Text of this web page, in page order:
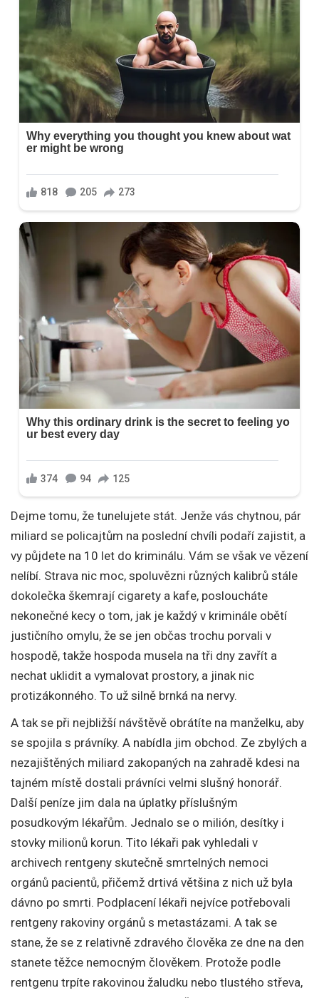
Dejme tomu, že tunelujete stát. Jenže vás chytnou, pár
miliard se policajtům na poslední chvíli podaří zajistit, a
vy půjdete na 10 let do kriminálu. Vám se však ve vězení
nelíbí. Strava nic moc, spoluvězni různých kalibrů stále
dokolečka škemrají cigarety a kafe, posloucháte
nekonečné kecy o tom, jak je každý v kriminále obětí
justičního omylu, že se jen občas trochu porvali v
hospodě, takže hospoda musela na tři dny zavřít a
nechat uklidit a vymalovat prostory, a jinak nic
protizákonného. To už silně brnká na nervy.
A tak se při nejbližší návštěvě obrátíte na manželku, aby
se spojila s právníky. A nabídla jim obchod. Ze zbylých a
nezajištěných miliard zakopaných na zahradě kdesi na
tajném místě dostali právníci velmi slušný honorář.
Další peníze jim dala na úplatky příslušným
posudkovým lékařům. Jednalo se o milión, desítky i
stovky milionů korun. Tito lékaři pak vyhledali v
archivech rentgeny skutečně smrtelných nemoci
orgánů pacientů, přičemž drtivá většina z nich už byla
dávno po smrti. Podplacení lékaři nejvíce potřebovali
rentgeny rakoviny orgánů s metastázami. A tak se
stane, že se z relativně zdravého člověka ze dne na den
stanete těžce nemocným člověkem. Protože podle
rentgenu trpíte rakovinou žaludku nebo tlustého střeva,